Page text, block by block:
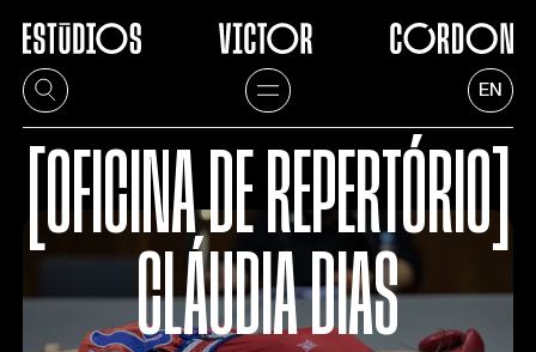
EN
[OFICINA DE REPERTÓRIO]
CLÁUDIA DIAS